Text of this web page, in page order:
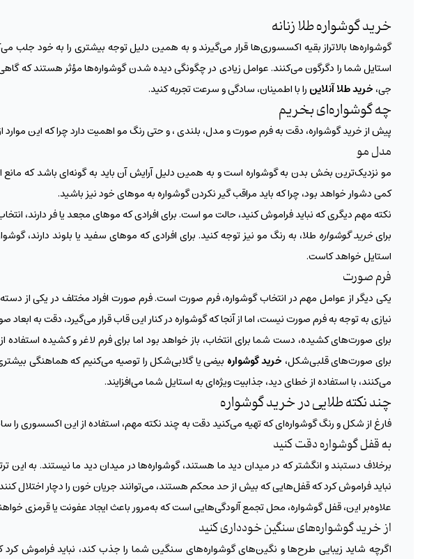
خرید گوشواره طلا زنانه
گوشواره‌ها بالاتراز بقیه اکسسوری‌ها قرار می‌گیرند و به همین دلیل توجه بیشتری را به خود
استایل شما را دگرگون می‌کنند. عوامل زیادی در چگونگی دیده شدن گوشواره‌ها مؤثر هستند که
جی، خرید طلاآنلاین را با اطمینان، سادگی و سرعت تجربه کنید.
چه‌ گوشواره‌ای بخریم
پیش از خرید گوشواره، دقت به فرم صورت و مدل، بلندی ، و حتی رنگ مو اهمیت دارد چرا که این
مدل مو
مو نزدیک‌ترین بخش بدن به گوشواره است و به همین دلیل آرایش آن باید به گونه‌ای باشد که مانع
کمی دشوار خواهد بود، چرا که باید مراقب گیر نکردن گوشواره به موهای خود نیز باشید.
نکته مهم دیگری که نباید فراموش کنید، حالت مو است. برای افرادی که موهای مجعد یا فر دارند،
برایخرید گوشواره طلا، به رنگ مو نیز توجه کنید. برای افرادی که موهای سفید یا بلوند دارند،
استایل خواهد کاست.
فرم صورت
یکی دیگر از عوامل مهم در انتخاب گوشواره، فرم صورت است. فرم صورت افراد مختلف در یکی از
نیازی به توجه به فرم صورت نیست، اما از آنجا که گوشواره در کنار این قاب قرار می‌گیرد، دقت به
برای صورت‌های کشیده، دست شما برای انتخاب، باز خواهد بود اما برای فرم لاغر و کشیده
برای صورت‌های قلبی‌شکل، خرید گوشواره بیضی یا گلابی‌شکل را توصیه می‌کنیم که هماهنگی
می‌کنند، با استفاده از خطای دید، جذابیت‌ ویژه‌ای به استایل شما می‌‌افزایند.
چند نکته طلایی در خرید گوشواره
فارغ از شکل و رنگ گوشواره‌ای که تهیه می‌کنید دقت به چند نکته مهم، استفاده از این اکسسوری را
به قفل گوشواره دقت کنید
برخلاف دستبند و انگشتر که در میدان دید ما هستند، گوشواره‌ها در میدان دید ما نیستند. به این
نباید فراموش کرد که قفل‌هایی که بیش از حد محکم هستند، می‌توانند جریان خون را دچار اختلال
علاوه‌بر این، قفل‌ گوشواره، محل تجمع آلودگی‌هایی است که به‌مرور باعث ایجاد عفونت یا قرمزی
از خرید گوشواره‌‌های سنگین خودداری کنید
اگرچه شاید زیبایی طرح‌ها و نگین‌های گوشواره‌های سنگین شما را جذب کند، نباید فراموش